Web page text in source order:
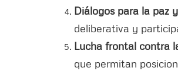
Diálogos para la paz
deliberativa y
Lucha frontal contra
que permitan